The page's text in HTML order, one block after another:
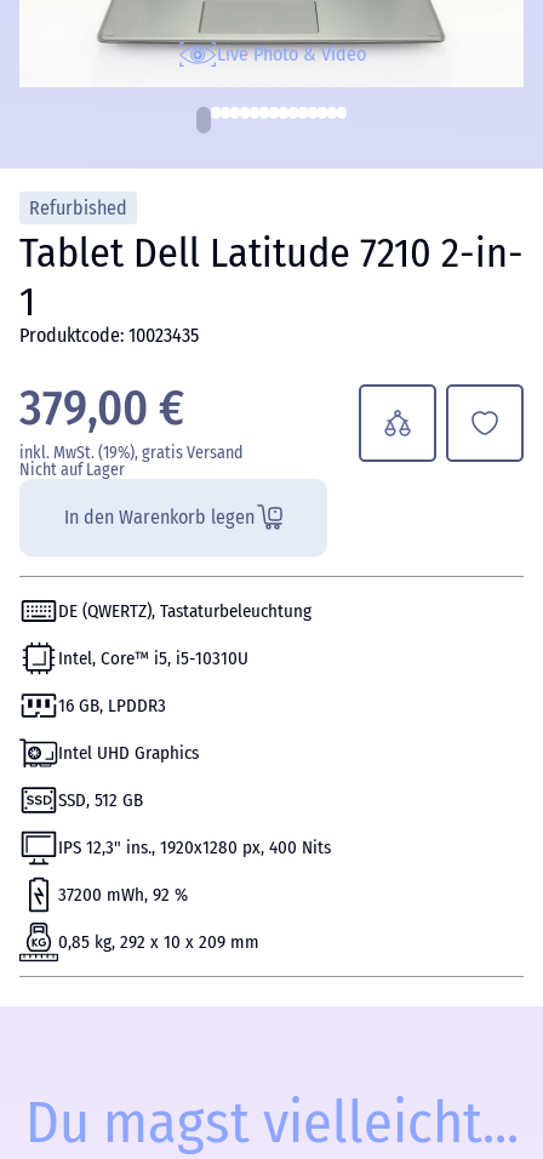
Live Photo & Video
Refurbished
Tablet Dell Latitude 7210 2-in-
1
Produktcode: 10023435
379,00 €
inkl. MwSt. (19%), gratis Versand
Nicht auf Lager
In den Warenkorb legen
DE (QWERTZ), Tastaturbeleuchtung
Intel, Core™ i5, i5-10310U
16 GB, LPDDR3
Intel UHD Graphics
SSD, 512 GB
IPS 12,3" ins., 1920х1280 px, 400 Nits
37200 mWh, 92 %
0,85 kg, 292 x 10 x 209 mm
Du magst vielleicht...